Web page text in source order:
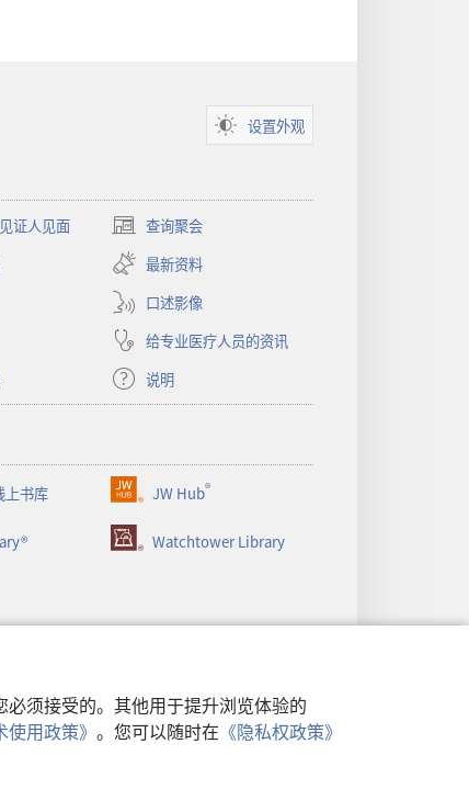
须接受的。其他用于提升浏览体验的
用政策》 。您可以随时在 《隐私权政策》
设置外观
证人见面 查询聚会
（打
开
新
窗
口）
最新资料
口述影像
给专业医疗人员的资讯
说明
上书库 JW Hub®
（打
开
新
Watchtower Library